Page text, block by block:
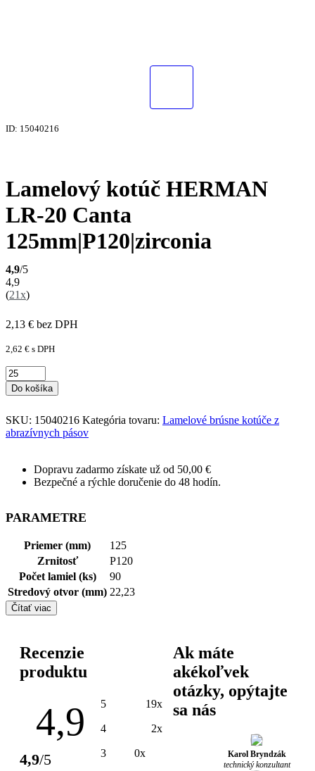
ID: 15040216
Lamelový kotúč HERMAN
LR-20 Canta
125mm|P120|zirconia
4,9/5
4,9
(21x)
2,13 € bez DPH
2,62 € s DPH
Do košíka
SKU: 15040216 Kategória tovaru: Lamelové brúsne kotúče z
abrazívnych pásov
Dopravu zadarmo získate už od 50,00 €
Bezpečné a rýchle doručenie do 48 hodín.
PARAMETRE
Priemer (mm)
125
Zrnitosť
P120
Počet lamiel (ks)
90
Stredový otvor (mm) 22,23
Čítať viac
Recenzie
produktu
4,9
4,9/5
5 19x
4 2x
3 0x
Ak máte
akékoľvek
otázky, opýtajte
sa nás
Karol Bryndzák
technický konzultant